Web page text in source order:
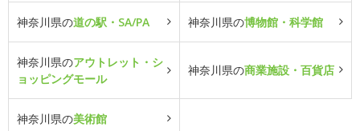
神奈川県の道の駅・SA/PA 神奈川県の博物館・科学館
神奈川県のアウトレット・シ
ョッピングモール
神奈川県の商業施設・百貨店
神奈川県の美術館